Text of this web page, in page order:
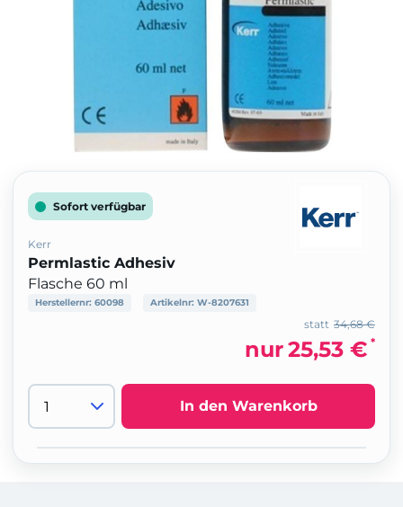
Sofort verfügbar
Kerr
Permlastic Adhesiv
Flasche 60 ml
Herstellernr: 60098 Artikelnr: W-8207631
34,68 €
statt
nur25,53 € *
In den Warenkorb